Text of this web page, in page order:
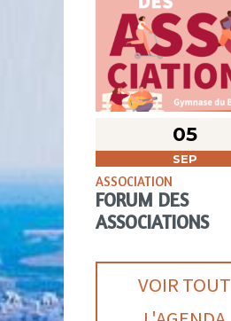
05
SEP
ASSOCIATION
FORUM DES
ASSOCIATIONS
VOIR TOUT